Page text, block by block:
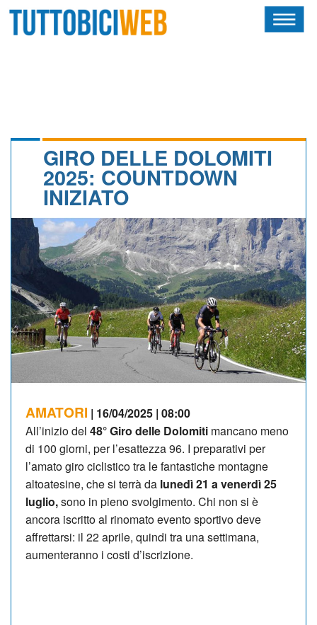
CALENDARIO
ALBI D'ORO
NEWSLETTER
GIRO DELLE DOLOMITI
2025: COUNTDOWN
INIZIATO
AMATORI | 16/04/2025 | 08:00
All’inizio del 48° Giro delle Dolomiti mancano meno
di 100 giorni, per l’esattezza 96. I preparativi per
l’amato giro ciclistico tra le fantastiche montagne
altoatesine, che si terrà da lunedì 21 a venerdì 25
luglio,sono in pieno svolgimento. Chi non si è
ancora iscritto al rinomato evento sportivo deve
affrettarsi: il 22 aprile, quindi tra una settimana,
aumenteranno i costi d’iscrizione.